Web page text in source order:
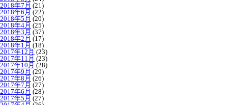
2018年7月 (21)
2018年6月 (22)
2018年5月 (20)
2018年4月 (25)
2018年3月 (37)
2018年2月 (17)
2018年1月 (18)
2017年12月 (23)
2017年11月 (23)
2017年10月 (28)
2017年9月 (29)
2017年8月 (26)
2017年7月 (27)
2017年6月 (28)
2017年5月 (27)